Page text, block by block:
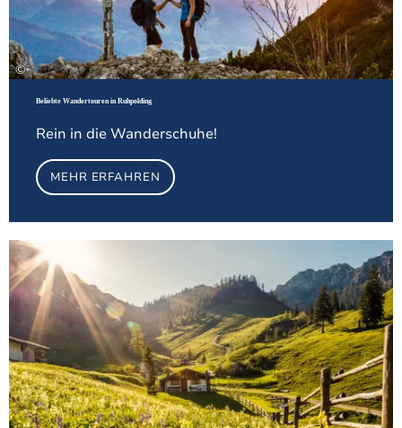
©
Beliebte Wandertouren in Ruhpolding
Rein in die Wanderschuhe!
MEHR ERFAHREN